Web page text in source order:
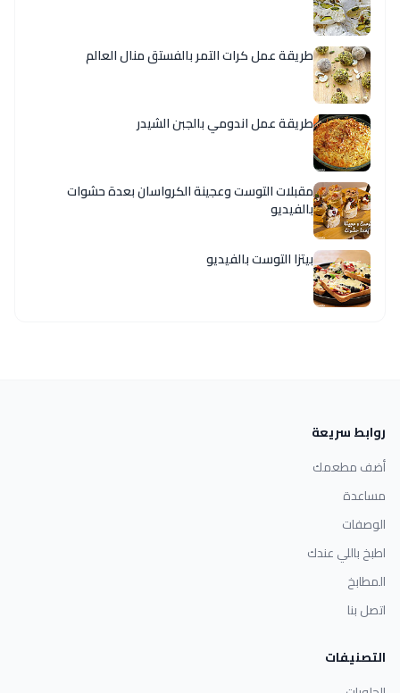
طريقة عمل كرات التمر بالفستق منال العالم
طريقة عمل اندومي بالجبن الشيدر
مقبلات التوست وعجينة الكرواسان بعدة حشوات
بالفيديو
بيتزا التوست بالفيديو
روابط سريعة
أضف مطعمك
مساعدة
الوصفات
اطبخ باللي عندك
المطابخ
اتصل بنا
التصنيفات